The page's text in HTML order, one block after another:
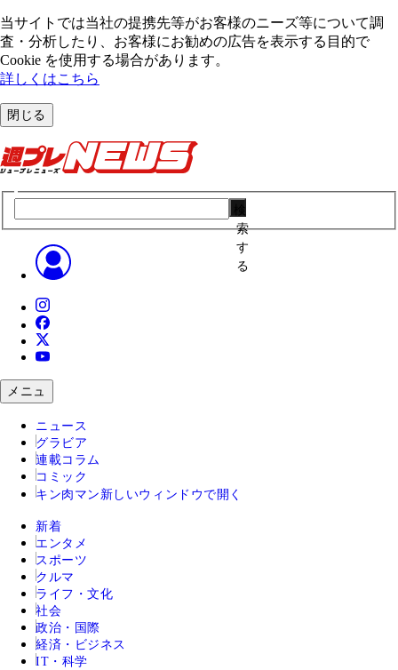
当サイトでは当社の提携先等がお客様のニーズ等について調
査・分析したり、お客様にお勧めの広告を表⽰する⽬的で
Cookie を使⽤する場合があります。
詳しくはこちら
閉じる
索
す
る
メニュ
ニュース
グラビア
連載コラム
コミック
キン肉マン 新しいウィンドウで開く
新着
エンタメ
スポーツ
クルマ
ライフ・文化
社会
政治・国際
経済・ビジネス
IT・科学